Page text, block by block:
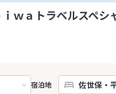
ｉｗａトラベルスペ
宿泊地